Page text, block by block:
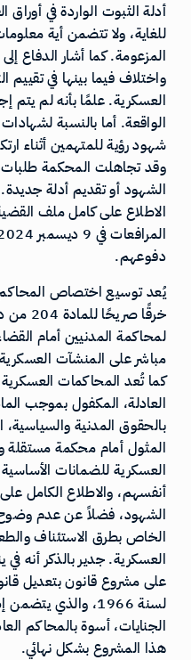
أدلة الثبوت الواردة في
للغاية، ولا تتضمن أية
المزعومة. كما أشار الدفاع
واختلاف فيما بينها في تقييم
العسكرية. علمًا بأنه لم يتم
الواقعة. أما بالنسبة
شهود رؤية للمتهمين أثناء
وقد تجاهلت المحكمة طلبات
الشهود أو تقديم أدلة
الاطلاع على كامل ملف
دفوعهم.
يُعد توسيع اختصاص المحاكم
لمحاكمة المدنيين أمام
مباشر على المنشآت
كما تُعد المحاكمات
بالحقوق المدنية
المثول أمام محكمة مستقلة
العسكرية للضمانات
أنفسهم، والاطلاع الكامل
الشهود، فضلاً عن عدم وضوح
الخاص بطرق الاستئناف
لسنة 1966، والذي
الجنايات، أسوة بالمحاكم
هذا المشروع بشكل نهائي.